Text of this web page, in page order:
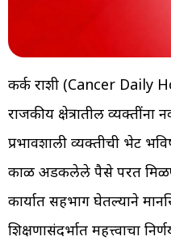
कर्क राशी (Cancer Daily
राजकीय क्षेत्रातील
प्रभावशाली व्यक्तीची भेट
काळ अडकलेले पैसे परत
कार्यात सहभाग घेतल्याने
शिक्षणासंदर्भात महत्त्वाचा